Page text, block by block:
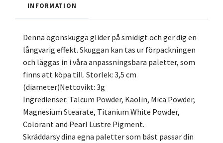
INFORMATION
Denna ögonskugga glider på smidigt och ger dig en
långvarig effekt. Skuggan kan tas ur förpackningen
och läggas in i våra anpassningsbara paletter, som
finns att köpa till. Storlek: 3,5 cm
(diameter)Nettovikt: 3g
Ingredienser: Talcum Powder, Kaolin, Mica Powder,
Magnesium Stearate, Titanium White Powder,
Colorant and Pearl Lustre Pigment.
Skräddarsy dina egna paletter som bäst passar din